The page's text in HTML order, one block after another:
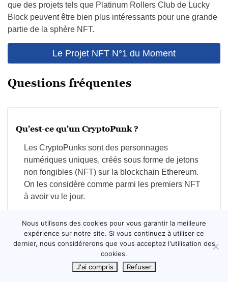
que des projets tels que Platinum Rollers Club de Lucky
Block peuvent être bien plus intéressants pour une grande
partie de la sphère NFT.
Le Projet NFT N°1 du Moment
Questions fréquentes
Qu'est-ce qu'un CryptoPunk ?
Les CryptoPunks sont des personnages
numériques uniques, créés sous forme de jetons
non fongibles (NFT) sur la blockchain Ethereum.
On les considère comme parmi les premiers NFT
à avoir vu le jour.
Combien y a-t-il de CryptoPunks ?
Nous utilisons des cookies pour vous garantir la meilleure
expérience sur notre site. Si vous continuez à utiliser ce
dernier, nous considérerons que vous acceptez l'utilisation des
cookies.
J'ai compris
Refuser